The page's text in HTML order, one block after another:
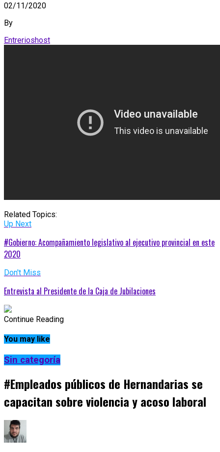
02/11/2020
By
Entrerioshost
Related Topics:
Up Next
#Gobierno: Acompañamiento legislativo al ejecutivo provincial en este
2020
Don't Miss
Entrevista al Presidente de la Caja de Jubilaciones
Continue Reading
You may like
Sin categoría
#Empleados públicos de Hernandarias se
capacitan sobre violencia y acoso laboral